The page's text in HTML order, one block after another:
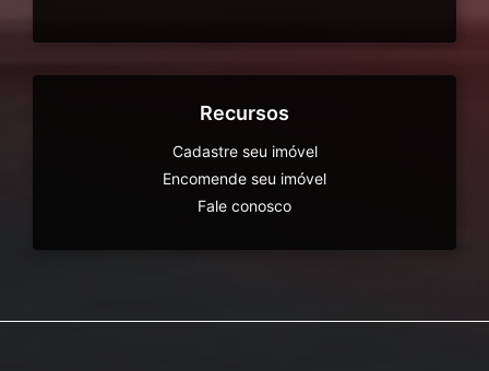
Recursos
Cadastre seu imóvel
Encomende seu imóvel
Fale conosco